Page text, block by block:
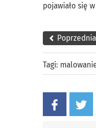
pojawiało się
Poprzednia
Tagi: